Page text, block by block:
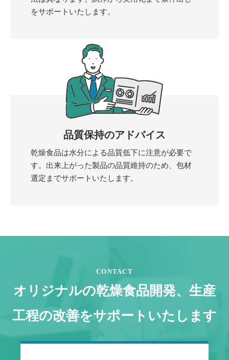
をサポートいたします。
品質保持のアドバイス
乾燥食品は水分による品質低下に注意が必要で
す。出来上がった製品の品質維持のため、包材
選定までサポートいたします。
CONTACT
オリジナルの乾燥食品開発、生産
工程の改善をサポートいたします